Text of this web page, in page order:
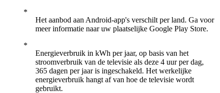
Het aanbod aan Android-app's verschilt per land. Ga voor
meer informatie naar uw plaatselijke Google Play Store.
Energieverbruik in kWh per jaar, op basis van het
stroomverbruik van de televisie als deze 4 uur per dag,
365 dagen per jaar is ingeschakeld. Het werkelijke
energieverbruik hangt af van hoe de televisie wordt
gebruikt.